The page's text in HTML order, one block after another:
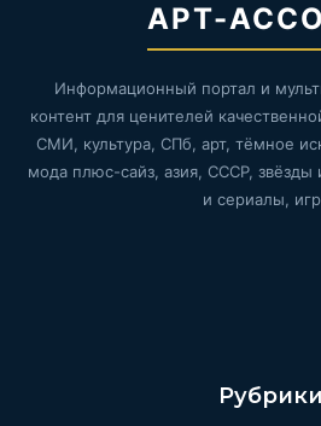
АРТ-
Информационный портал и
контент для ценителей
СМИ, культура, СПб, арт, тёмное
мода плюс-сайз, азия, СССР,
и сериалы,
Рубрики